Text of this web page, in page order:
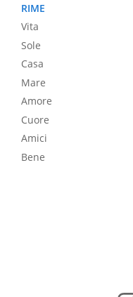
RIME
Vita
Sole
Casa
Mare
Amore
Cuore
Amici
Bene